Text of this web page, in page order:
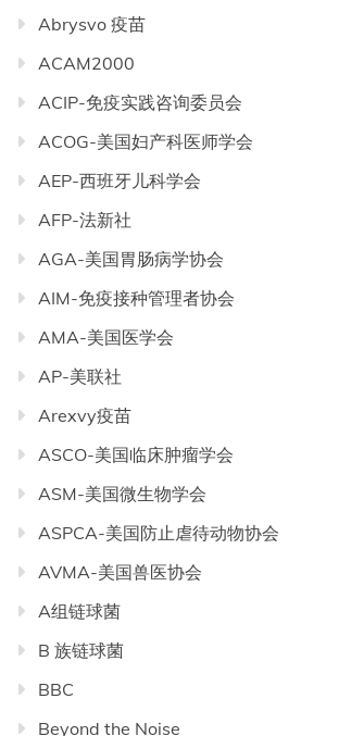
Abrysvo 疫苗
ACAM2000
ACIP-免疫实践咨询委员会
ACOG-美国妇产科医师学会
AEP-西班牙儿科学会
AFP-法新社
AGA-美国胃肠病学协会
AIM-免疫接种管理者协会
AMA-美国医学会
AP-美联社
Arexvy疫苗
ASCO-美国临床肿瘤学会
ASM-美国微生物学会
ASPCA-美国防止虐待动物协会
AVMA-美国兽医协会
A组链球菌
B 族链球菌
BBC
Beyond the Noise